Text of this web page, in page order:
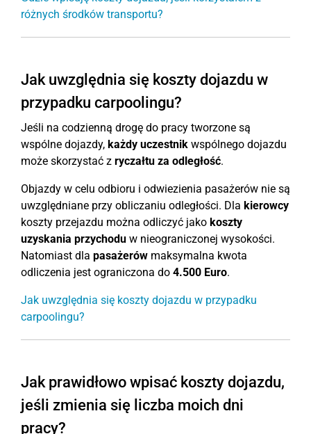
różnych środków transportu?
Jak uwzględnia się koszty dojazdu w
przypadku carpoolingu?
Jeśli na codzienną drogę do pracy tworzone są
wspólne dojazdy, każdy uczestnik wspólnego dojazdu
może skorzystać z ryczałtu za odległość.
Objazdy w celu odbioru i odwiezienia pasażerów nie są
uwzględniane przy obliczaniu odległości. Dla kierowcy
koszty przejazdu można odliczyć jako koszty
uzyskania przychodu w nieograniczonej wysokości.
Natomiast dla pasażerów maksymalna kwota
odliczenia jest ograniczona do 4.500 Euro.
Jak uwzględnia się koszty dojazdu w przypadku
carpoolingu?
Jak prawidłowo wpisać koszty dojazdu,
jeśli zmienia się liczba moich dni
pracy?